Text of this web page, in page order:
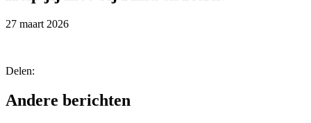
27 maart 2026
Delen:
Andere berichten